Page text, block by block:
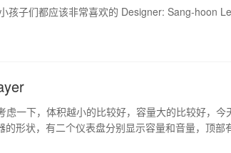
孩子们都应该非常喜欢的 Designer: Sang-hoon
虑一下，体积越小的比较好，容量大的比较好，今
形状，有二个仪表盘分别显示容量和音量，顶部